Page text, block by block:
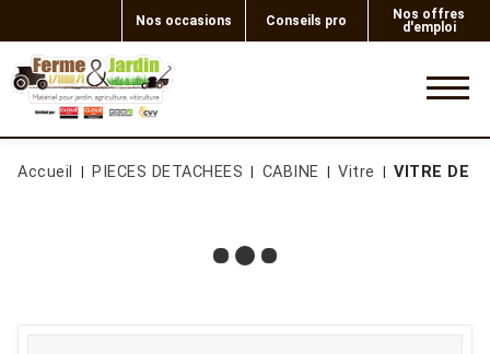
Nos occasions Conseils pro
Nos offres
d'emploi
Accueil PIECES DETACHEES CABINE Vitre VITRE DE